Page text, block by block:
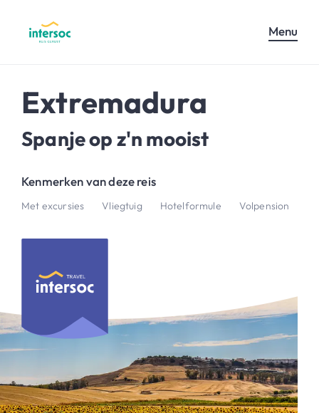
Menu
Extremadura
Spanje op z'n mooist
Kenmerken van deze reis
Met excursies Vliegtuig Hotelformule Volpension